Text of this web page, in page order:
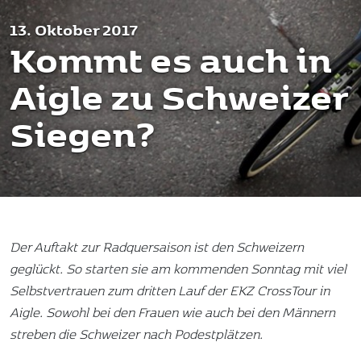
13. Oktober 2017
Kommt es auch in
Aigle zu Schweizer
Siegen?
Der Auftakt zur Radquersaison ist den Schweizern
geglückt. So starten sie am kommenden Sonntag mit viel
Selbstvertrauen zum dritten Lauf der EKZ CrossTour in
Aigle. Sowohl bei den Frauen wie auch bei den Männern
streben die Schweizer nach Podestplätzen.